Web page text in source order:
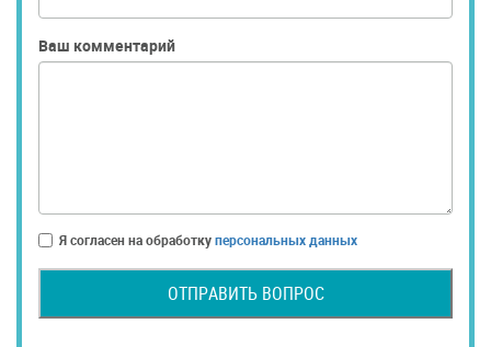
Ваш комментарий
Я согласен на обработкуперсональных данных
ОТПРАВИТЬ ВОПРОС